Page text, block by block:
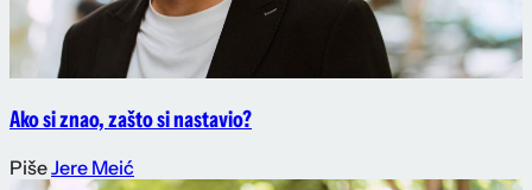
Ako si znao, zašto si nastavio?
PišeJere Meić